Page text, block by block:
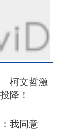
柯文哲激
降！
我同意